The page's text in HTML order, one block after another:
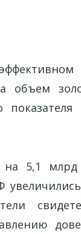
объем
на 5,1